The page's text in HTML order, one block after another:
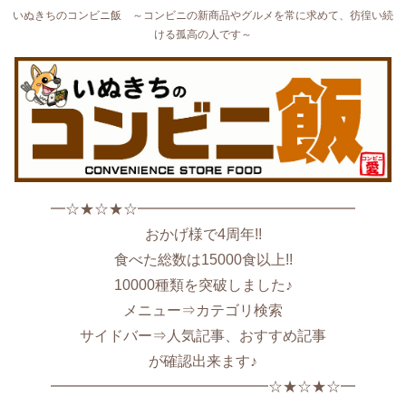
いぬきちのコンビニ飯 ～コンビニの新商品やグルメを常に求めて、彷徨い続
ける孤高の人です～
━☆★☆★☆━━━━━━━━━━━━━━━
おかげ様で4周年!!
食べた総数は15000食以上!!
10000種類を突破しました♪
メニュー⇒カテゴリ検索
サイドバー⇒人気記事、おすすめ記事
が確認出来ます♪
━━━━━━━━━━━━━━━☆★☆★☆━